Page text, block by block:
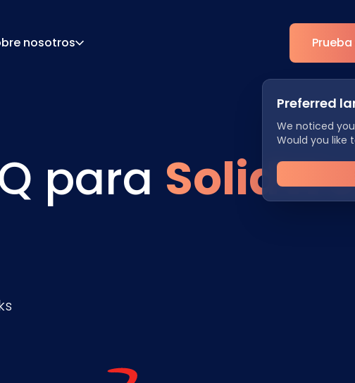
nosotros
Socios
Preferred
We noticed
Would you like
Elige tu
experiencia
English
Español
para